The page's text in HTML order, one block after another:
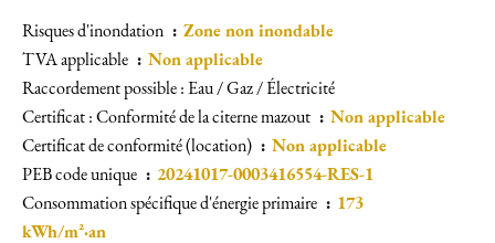
Risques d'inondation
Zone non inondable
TVA applicable
Non applicable
Raccordement possible : Eau / Gaz / Électricité
Certificat : Conformité de la citerne mazout
Non applicable
Certificat de conformité (location)
Non applicable
PEB code unique
20241017-0003416554-RES-1
Consommation spécifique d'énergie primaire
173
kWh/m²·an